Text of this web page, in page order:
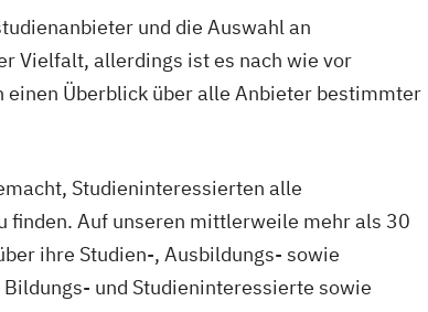
und die Auswahl an
Vielfalt, allerdings ist es nach wie vor
Überblick über alle Anbieter bestimmter
Studieninteressierten alle
finden. Auf unseren mittlerweile mehr als 30
ihre Studien-, Ausbildungs- sowie
und Studieninteressierte sowie